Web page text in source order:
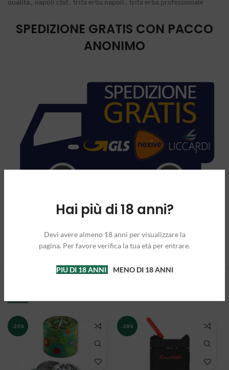
Hai più di 18 anni?
Devi avere almeno 18 anni per visualizzare la
pagina. Per favore verifica la tua età per entrare.
PIU DI 18 ANNI MENO DI 18 ANNI
qualità , napoli cbd , trita erba napoli , trita erba professionale
SPEDIZIONE GRATIS CON PACCO
ANONIMO
-23% -28%